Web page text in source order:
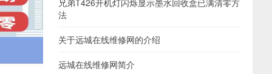
兄弟T426开机灯闪烁显示墨水回收盒已满清零方
法
关于远城在线维修网的介绍
远城在线维修网简介